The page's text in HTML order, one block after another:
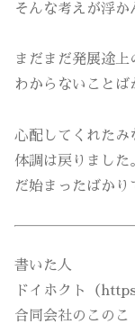
そんな考えが浮か
まだまだ発展途上
わからないことば
心配してくれたみ
体調は戻りました
だ始まったばかり
書いた人
ドイホクト（
合同会社のこの